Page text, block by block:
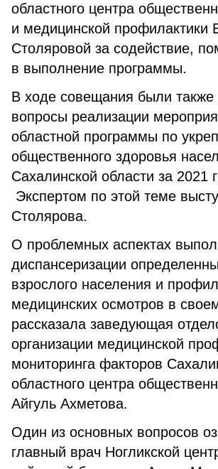
областного центра
и медицинской профилактики
Столяровой за содействие,
в выполнение программы.
В ходе совещания были также
вопросы реализации
областной программы по
общественного здоровья
Сахалинской области за 2021
Экспертом по этой теме
Столярова.
О проблемных аспектах
диспансеризации
взрослого населения и
медицинских осмотров в
рассказала заведующая
организации медицинской
мониторинга факторов
областного центра
Айгуль Ахметова.
Один из основных вопросов
главный врач Ногликской